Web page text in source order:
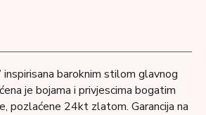
inspirisana baroknim stilom glavnog
je bojama i privjescima bogatim
pozlaćene 24kt zlatom. Garancija na